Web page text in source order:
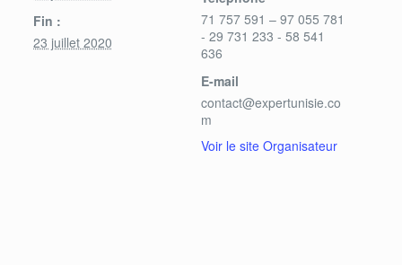
Fin :
23 juillet 2020
71 757 591 – 97 055 781
- 29 731 233 - 58 541
636
E-mail
contact@expertunisie.co
m
Voir le site Organisateur